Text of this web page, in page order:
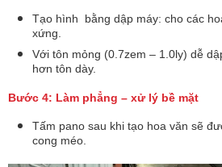
Tạo hình bằng dập máy: cho các
xứng.
Với tôn mỏng (0.7zem – 1.0ly) dễ
hơn tôn dày.
Bước 4: Làm phẳng – xử lý bề mặt
Tấm pano sau khi tạo hoa văn sẽ
cong méo.